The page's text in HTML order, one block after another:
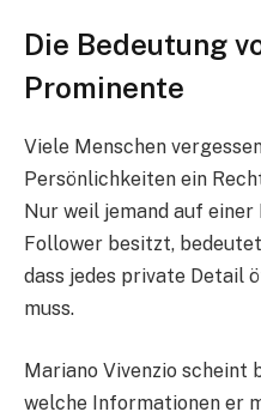
Die Bedeutung
Prominente
Viele Menschen
Persönlichkeiten ein
Nur weil jemand auf
Follower besitzt,
dass jedes private Detail
muss.
Mariano Vivenzio scheint
welche Informationen er